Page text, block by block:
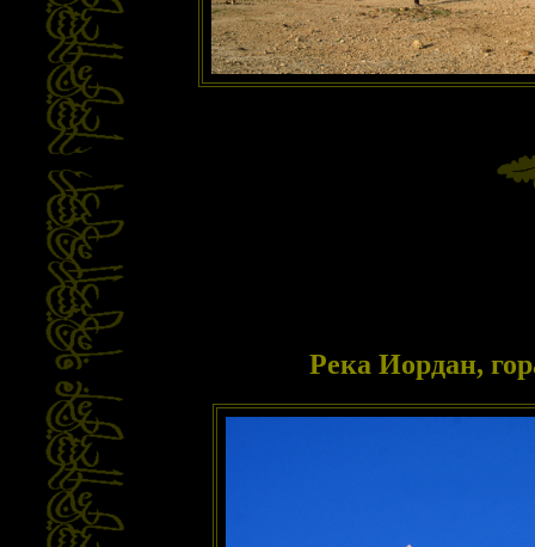
Река Иордан,